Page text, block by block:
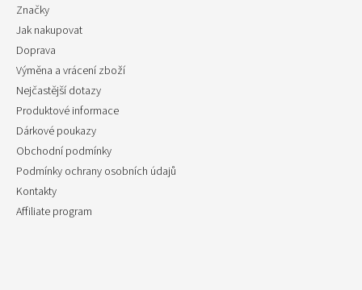
Značky
Jak nakupovat
Doprava
Výměna a vrácení zboží
Nejčastější dotazy
Produktové informace
Dárkové poukazy
Obchodní podmínky
Podmínky ochrany osobních údajů
Kontakty
Affiliate program